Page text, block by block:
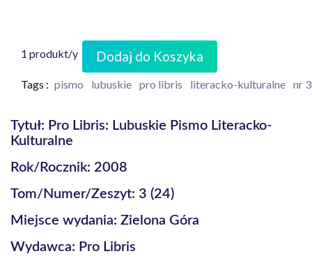
1 produkt/y Dodaj do Koszyka
Tags : pismo lubuskie pro libris literacko-kulturalne nr
Tytuł: Pro Libris: Lubuskie Pismo Literacko-
Kulturalne
Rok/Rocznik: 2008
Tom/Numer/Zeszyt: 3 (24)
Miejsce wydania: Zielona Góra
Wydawca: Pro Libris